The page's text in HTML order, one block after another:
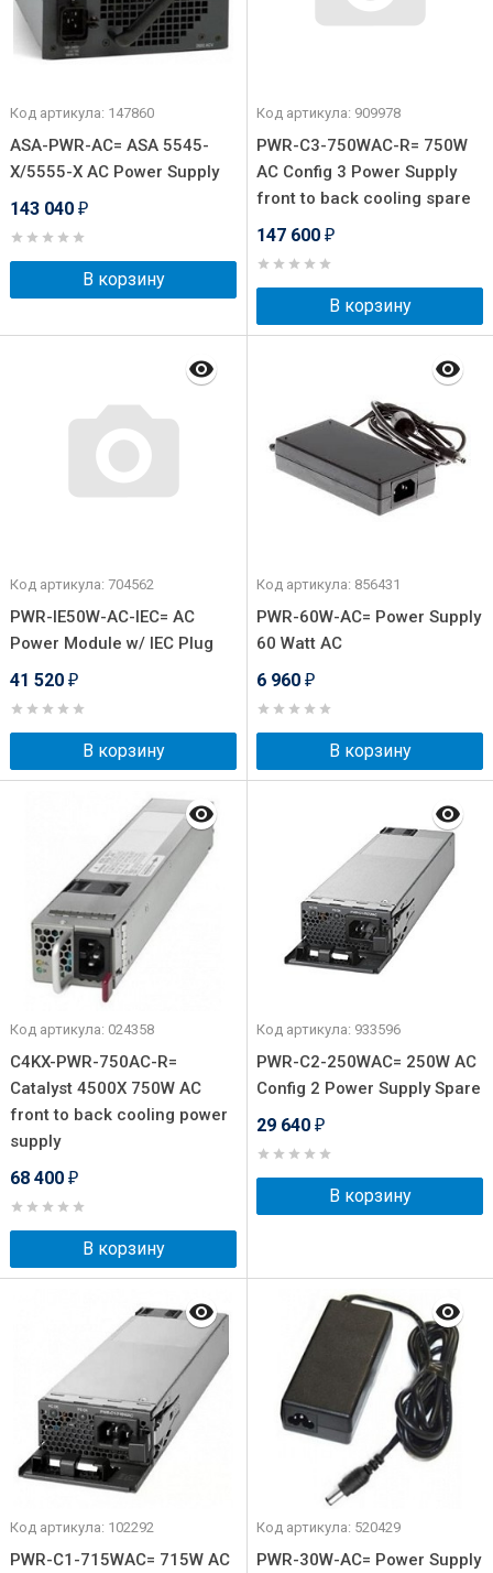
Код артикула: 147860
ASA-PWR-AC= ASA 5545-
X/5555-X AC Power Supply
143 040 ₽
В корзину
Код артикула: 909978
PWR-C3-750WAC-R= 750W
AC Config 3 Power Supply
front to back cooling spare
147 600 ₽
В корзину
Код артикула: 704562
PWR-IE50W-AC-IEC= AC
Power Module w/ IEC Plug
41 520 ₽
В корзину
Код артикула: 856431
PWR-60W-AC= Power Supply
60 Watt AC
6 960 ₽
В корзину
Код артикула: 024358
C4KX-PWR-750AC-R=
Catalyst 4500X 750W AC
front to back cooling power
supply
68 400 ₽
В корзину
Код артикула: 933596
PWR-C2-250WAC= 250W AC
Config 2 Power Supply Spare
29 640 ₽
В корзину
Код артикула: 102292
PWR-C1-715WAC= 715W AC
Код артикула: 520429
PWR-30W-AC= Power Supply